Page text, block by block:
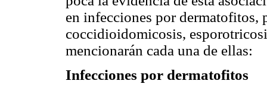
en infecciones por dermatofitos,
coccidioidomicosis,
mencionarán cada una de ellas:
Infecciones por dermatofitos